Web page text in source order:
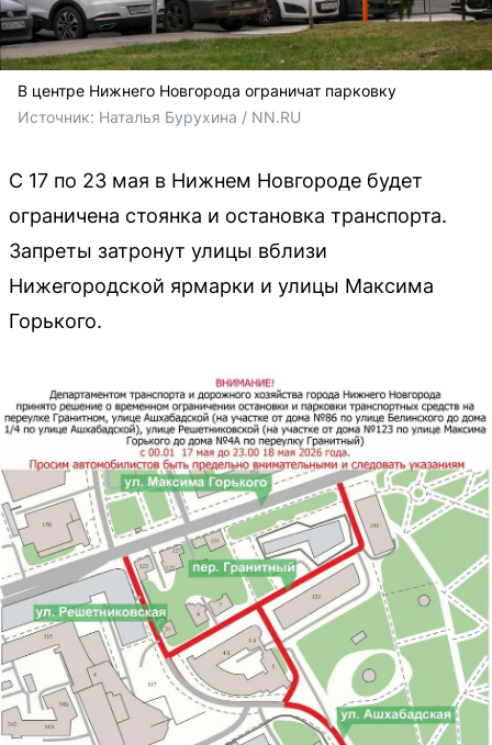
В центре Нижнего Новгорода ограничат парковку
Источник: Наталья Бурухина / NN.RU
С 17 по 23 мая в Нижнем Новгороде будет
ограничена стоянка и остановка транспорта.
Запреты затронут улицы вблизи
Нижегородской ярмарки и улицы Максима
Горького.